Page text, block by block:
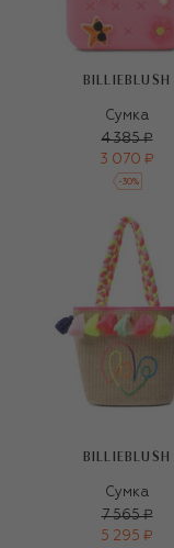
BILLIEBLUSH
Сумка
4 385 ₽
3 070 ₽
-30%
BILLIEBLUSH
Сумка
7 565 ₽
5 295 ₽